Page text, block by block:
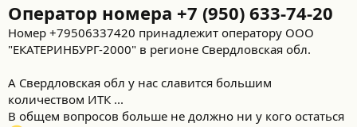
Оператор номера +7 (950) 633-74-20
Номер +79506337420 принадлежит оператору ООО
"ЕКАТЕРИНБУРГ-2000" в регионе Свердловская обл.
А Свердловская обл у нас славится большим
количеством ИТК ...
В общем вопросов больше не должно ни у кого остаться